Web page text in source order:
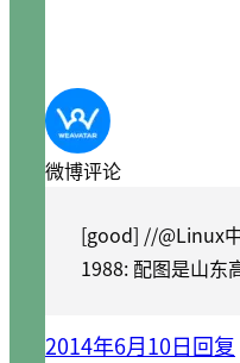
微博评论
[good] //@Linux
1988: 配图是山东
2014年6月10日回复